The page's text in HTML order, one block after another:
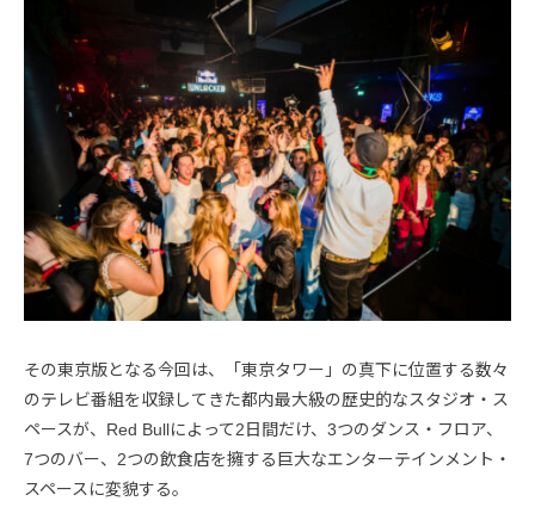
その東京版となる今回は、「東京タワー」の真下に位置する数々
のテレビ番組を収録してきた都内最大級の歴史的なスタジオ・ス
ペースが、Red Bullによって2日間だけ、3つのダンス・フロア、
7つのバー、2つの飲食店を擁する巨大なエンターテインメント・
スペースに変貌する。